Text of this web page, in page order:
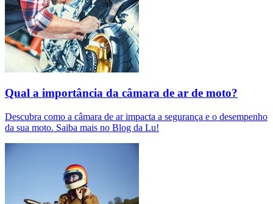
Qual a importância da câmara de ar de moto?
Descubra como a câmara de ar impacta a segurança e o desempenho
da sua moto. Saiba mais no Blog da Lu!